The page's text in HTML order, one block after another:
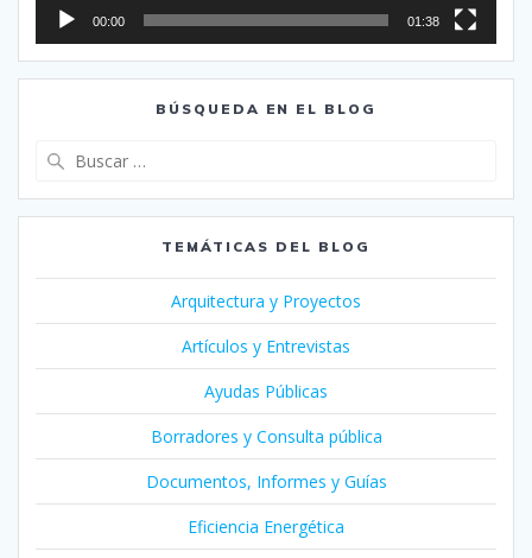
00:00 01:38
BÚSQUEDA EN EL BLOG
TEMÁTICAS DEL BLOG
Arquitectura y Proyectos
Artículos y Entrevistas
Ayudas Públicas
Borradores y Consulta pública
Documentos, Informes y Guías
Eficiencia Energética